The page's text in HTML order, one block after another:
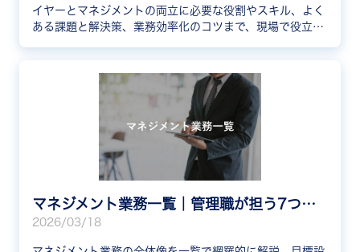
イヤーとマネジメントの両立に必要な役割やスキル、よく
ある課題と解決策、業務効率化のコツまで、現場で役立つ
マネジメント業務一覧｜管理職が担う7つの仕事内容と必要スキルを網羅解説
2026/03/18